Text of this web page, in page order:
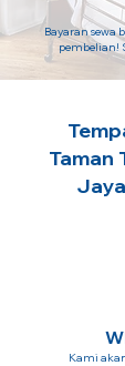
Bayaran sewa
pembelian!
Taman
Kami